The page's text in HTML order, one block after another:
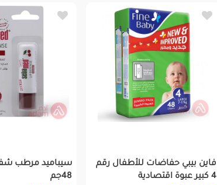
فاين بيبي حفاضات للأطفال رقم
4 كبير عبوة اقتصادية
سيباميد مرطب
48جم